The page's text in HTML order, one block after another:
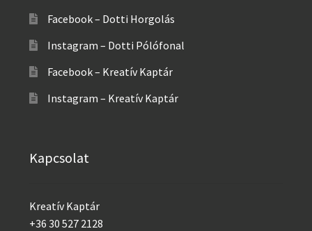
Facebook – Dotti Horgolás
Instagram – Dotti Pólófonal
Facebook – Kreatív Kaptár
Instagram – Kreatív Kaptár
Kapcsolat
Kreatív Kaptár
+36 30 527 2128